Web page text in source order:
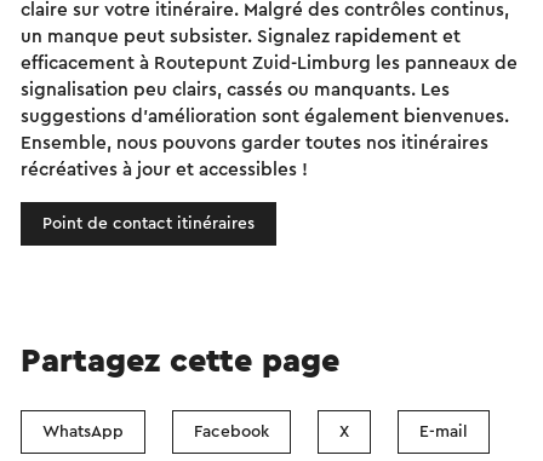
claire sur votre itinéraire. Malgré des contrôles continus,
un manque peut subsister. Signalez rapidement et
efficacement à Routepunt Zuid-Limburg les panneaux de
signalisation peu clairs, cassés ou manquants. Les
suggestions d'amélioration sont également bienvenues.
Ensemble, nous pouvons garder toutes nos itinéraires
récréatives à jour et accessibles !
Point de contact itinéraires
Partagez cette page
WhatsApp Facebook X E-mail